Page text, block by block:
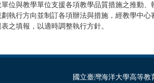
位與教學單位支援各項教學品質措施之推動、
執行方向並制訂各項辦法與措施，經教學中
之填報，以適時調整執行方針。
國立臺灣海洋大學高等